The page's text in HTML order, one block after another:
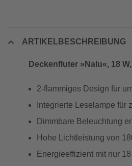
ARTIKELBESCHREIBUNG
Deckenfluter »Nalu«, 18
2-flammiges Design für
Integrierte Leselampe für
Dimmbare Beleuchtung
Hohe Lichtleistung von
Energieeffizient mit nur